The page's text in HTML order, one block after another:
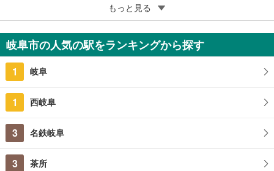
成約でもらえる
岐阜市大洞桐が丘2丁目
1,499万円
2LDK
もっと見る
岐阜市の人気の駅をランキングから探す
1 岐阜
1 西岐阜
3 名鉄岐阜
3 茶所